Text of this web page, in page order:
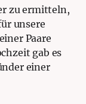
zu ermitteln,
unsere
Paare
gab es
einer